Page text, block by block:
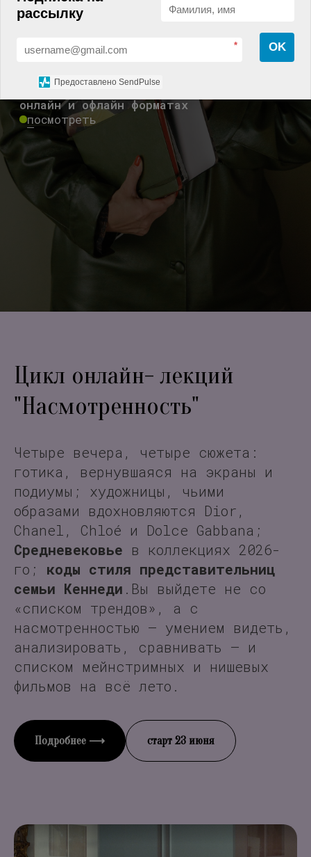
Цикл онлайн- лекций
"Насмотренность"
Четыре вечера, четыре сюжета:
готика, вернувшаяся на экраны и
подиумы; художницы, чьими
образами вдохновляются Dior,
Chanel, Chloé и Dolce Gabbana;
Средневековье в коллекциях 2026-
го; коды стиля представительниц
семьи Кеннеди .Вы выйдете не со
«списком трендов», а с
насмотренностью — умением видеть,
анализировать, сравнивать — и
списком мейнстримных и нишевых
фильмов на всё лето.
Подробнее ⟶ старт 23 июня
рассылку
* OK
Предоставлено SendPulse